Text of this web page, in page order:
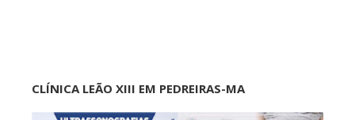
CLÍNICA LEÃO XIII EM PEDREIRAS-MA